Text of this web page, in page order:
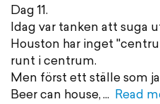
Dag 11.
Idag var tanken att suga
Houston har inget
runt i centrum.
Men först ett ställe som
Beer can house,
Read